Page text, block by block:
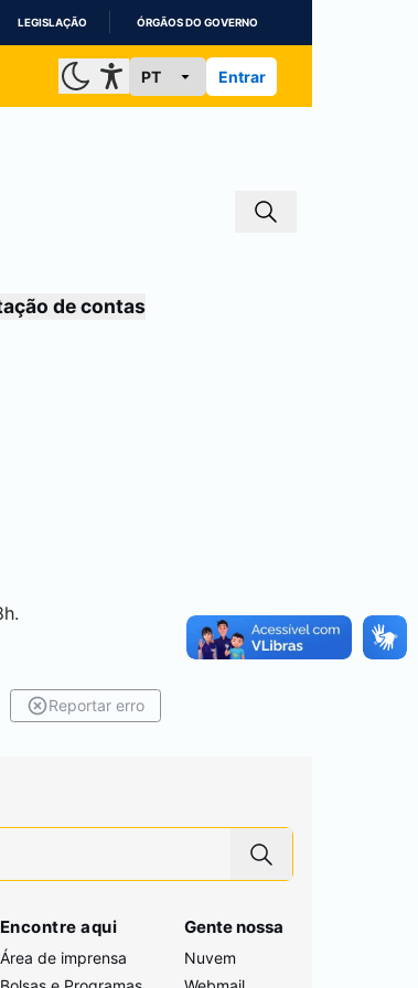
LEGISLAÇÃO ÓRGÃOS DO GOVERNO
Entrar
de contas
Reportar erro
Encontre aqui
Área de imprensa
Gente nossa
Nuvem